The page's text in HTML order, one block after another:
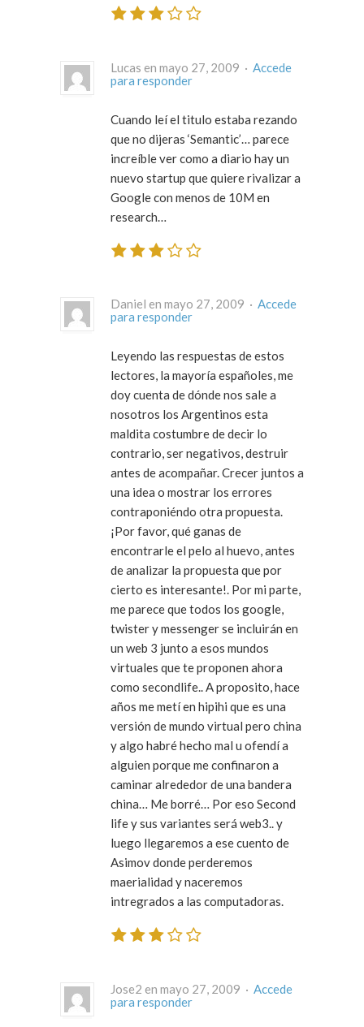
Lucas en mayo 27, 2009 · Accede
para responder
Cuando leí el titulo estaba rezando
que no dijeras ‘Semantic’… parece
increíble ver como a diario hay un
nuevo startup que quiere rivalizar a
Google con menos de 10M en
research…
Daniel en mayo 27, 2009 · Accede
para responder
Leyendo las respuestas de estos
lectores, la mayoría españoles, me
doy cuenta de dónde nos sale a
nosotros los Argentinos esta
maldita costumbre de decir lo
contrario, ser negativos, destruir
antes de acompañar. Crecer juntos a
una idea o mostrar los errores
contraponiéndo otra propuesta.
¡Por favor, qué ganas de
encontrarle el pelo al huevo, antes
de analizar la propuesta que por
cierto es interesante!. Por mi parte,
me parece que todos los google,
twister y messenger se incluirán en
un web 3 junto a esos mundos
virtuales que te proponen ahora
como secondlife.. A proposito, hace
años me metí en hipihi que es una
versión de mundo virtual pero china
y algo habré hecho mal u ofendí a
alguien porque me confinaron a
caminar alrededor de una bandera
china… Me borré… Por eso Second
life y sus variantes será web3.. y
luego llegaremos a ese cuento de
Asimov donde perderemos
maerialidad y naceremos
intregrados a las computadoras.
Jose2 en mayo 27, 2009 · Accede
para responder